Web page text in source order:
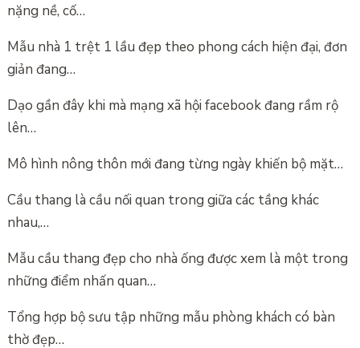
nặng nề, cố…
Mẫu nhà 1 trệt 1 lầu đẹp theo phong cách hiện đại, đơn
giản đang…
Dạo gần đây khi mà mạng xã hội facebook đang rầm rộ
lên…
Mô hình nông thôn mới đang từng ngày khiến bộ mặt…
Cầu thang là cầu nối quan trong giữa các tầng khác
nhau,…
Mẫu cầu thang đẹp cho nhà ống được xem là một trong
những điểm nhấn quan…
Tổng hợp bộ sưu tập những mẫu phòng khách có bàn
thờ đẹp…